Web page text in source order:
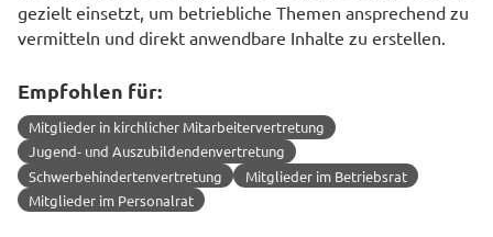
gezielt einsetzt, um betriebliche Themen ansprechend zu
vermitteln und direkt anwendbare Inhalte zu erstellen.
Empfohlen für:
Mitglieder in kirchlicher Mitarbeitervertretung
Jugend- und Auszubildendenvertretung
Schwerbehindertenvertretung
Mitglieder im Betriebsrat
Mitglieder im Personalrat